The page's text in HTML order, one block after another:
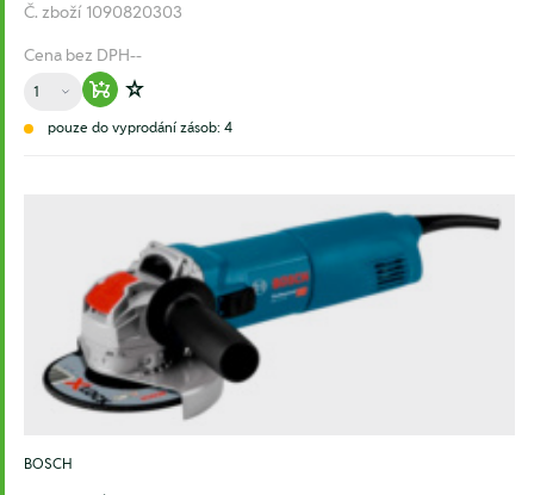
Č. zboží 1090820303
Cena bez DPH--
Množství
Warenkorb hinzufügen
Zur Wunschliste hinzufügen
pouze do vyprodání zásob: 4
BOSCH